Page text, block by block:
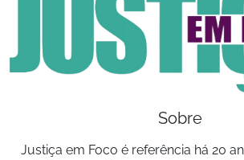
Sobre
Justiça em Foco é referência há 20